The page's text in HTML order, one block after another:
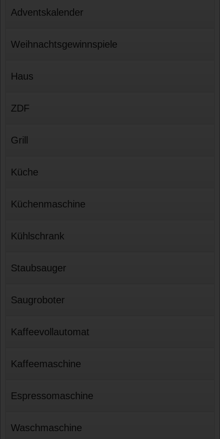
Adventskalender
Weihnachtsgewinnspiele
Haus
ZDF
Grill
Küche
Küchenmaschine
Kühlschrank
Staubsauger
Saugroboter
Kaffeevollautomat
Kaffeemaschine
Espressomaschine
Waschmaschine